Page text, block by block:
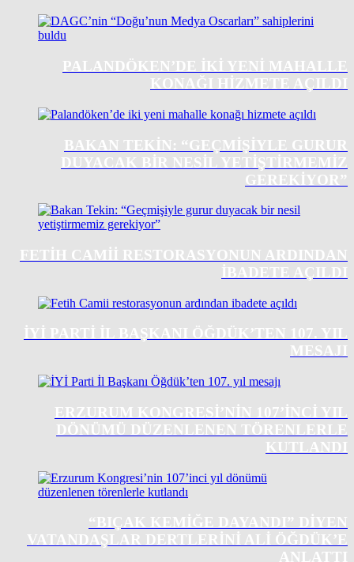
PALANDÖKEN’DE IKI YENI MAHALLE
KONAĞI HIZMETE AÇILDI
BAKAN TEKIN: “GEÇMIŞIYLE GURUR
DUYACAK BIR NESIL YETIŞTIRMEMIZ
GEREKIYOR”
FETIH CAMII RESTORASYONUN ARDINDAN
IBADETE AÇILDI
İYİ PARTI İL BAŞKANI ÖĞDÜK’TEN 107. YIL
MESAJI
ERZURUM KONGRESI’NIN 107’INCI YIL
DÖNÜMÜ DÜZENLENEN TÖRENLERLE
KUTLANDI
“BIÇAK KEMIĞE DAYANDI” DIYEN
VATANDAŞLAR DERTLERINI ALI ÖĞDÜK’E
ANLATTI